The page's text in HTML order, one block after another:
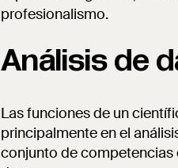
profesionalismo.
Análisis de
Las funciones de un
principalmente en el
conjunto de competencias